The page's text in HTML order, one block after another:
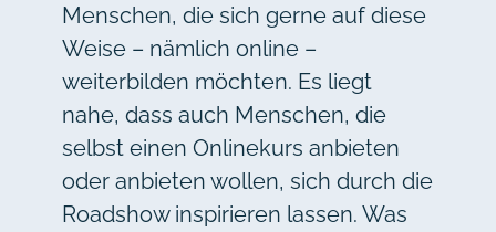
Menschen, die sich gerne auf diese
Weise – nämlich online –
weiterbilden möchten. Es liegt
nahe, dass auch Menschen, die
selbst einen Onlinekurs anbieten
oder anbieten wollen, sich durch die
Roadshow inspirieren lassen. Was